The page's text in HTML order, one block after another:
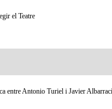
el Teatre
entre Antonio Turiel i Javier